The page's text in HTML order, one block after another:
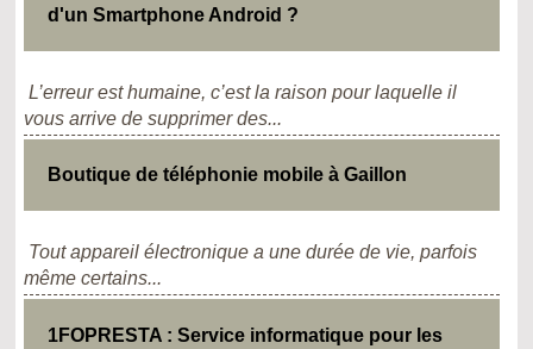
d'un Smartphone Android ?
L’erreur est humaine, c’est la raison pour laquelle il
vous arrive de supprimer des...
Boutique de téléphonie mobile à Gaillon
Tout appareil électronique a une durée de vie, parfois
même certains...
1FOPRESTA : Service informatique pour les